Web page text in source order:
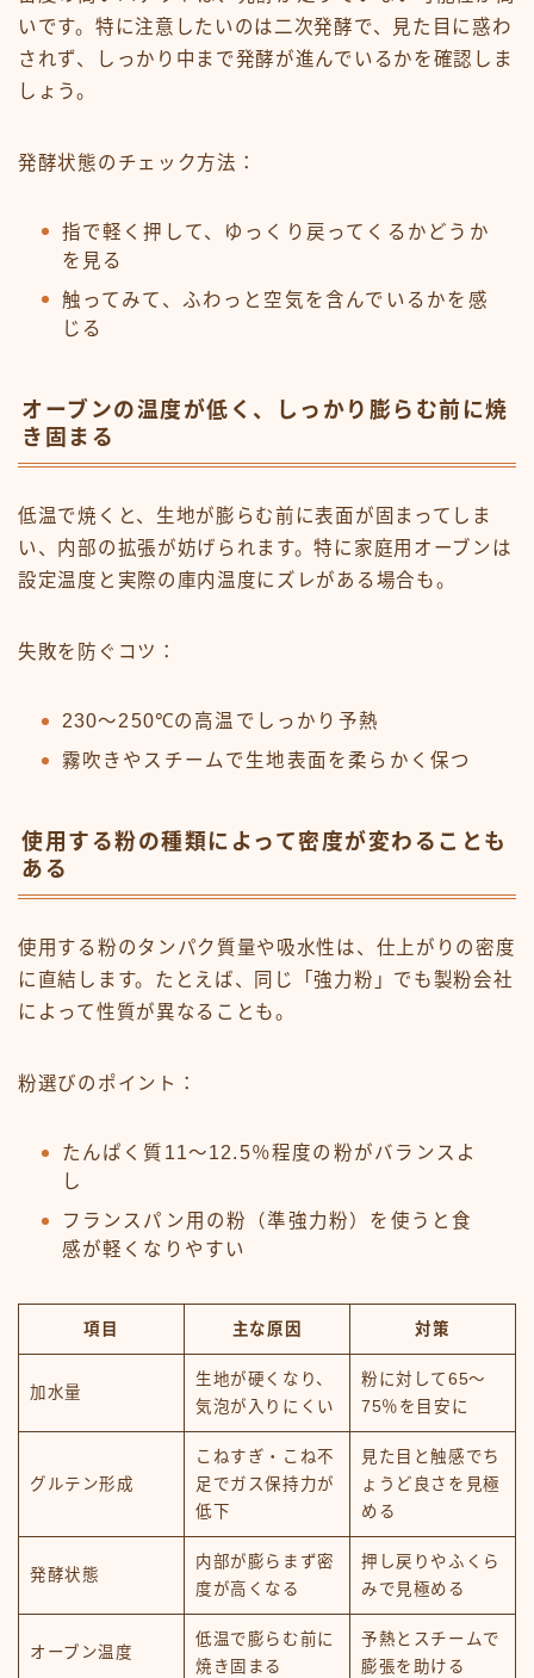
いです。特に注意したいのは二次発酵で、見た目に惑わ
されず、しっかり中まで発酵が進んでいるかを確認しま
しょう。
発酵状態のチェック方法：
指で軽く押して、ゆっくり戻ってくるかどうか
を見る
触ってみて、ふわっと空気を含んでいるかを感
じる
オーブンの温度が低く、しっかり膨らむ前に焼
き固まる
低温で焼くと、生地が膨らむ前に表面が固まってしま
い、内部の拡張が妨げられます。特に家庭用オーブンは
設定温度と実際の庫内温度にズレがある場合も。
失敗を防ぐコツ：
230～250℃の高温でしっかり予熱
霧吹きやスチームで生地表面を柔らかく保つ
使用する粉の種類によって密度が変わることも
ある
使用する粉のタンパク質量や吸水性は、仕上がりの密度
に直結します。たとえば、同じ「強力粉」でも製粉会社
によって性質が異なることも。
粉選びのポイント：
たんぱく質11～12.5％程度の粉がバランスよ
し
フランスパン用の粉（準強力粉）を使うと食
感が軽くなりやすい
項目 主な原因 対策
加水量
生地が硬くなり、
気泡が入りにくい
粉に対して65～
75％を目安に
グルテン形成
こねすぎ・こね不
足でガス保持力が
低下
見た目と触感でち
ょうど良さを見極
める
発酵状態
内部が膨らまず密
度が高くなる
押し戻りやふくら
みで見極める
オーブン温度
低温で膨らむ前に
焼き固まる
予熱とスチームで
膨張を助ける